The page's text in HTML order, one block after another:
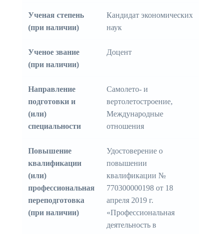
Ученая степень
(при наличии)
Кандидат экономических
наук
Ученое звание
(при наличии)
Доцент
Направление
подготовки и
(или)
специальности
Самолето- и
вертолетостроение,
Международные
отношения
Повышение
квалификации
(или)
профессиональная
переподготовка
(при наличии)
Удостоверение о
повышении
квалификации №
770300000198 от 18
апреля 2019 г.
«Профессиональная
деятельность в